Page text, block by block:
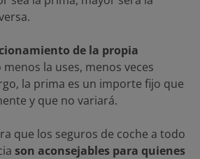
de la propia
menos la uses, menos veces
la prima es un importe fijo que
y que no variará.
que los seguros de coche a todo
son aconsejables para quienes